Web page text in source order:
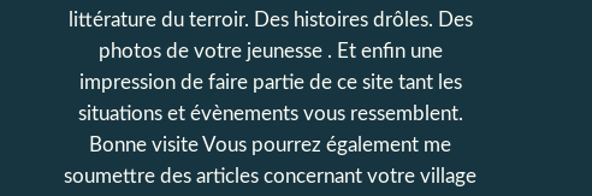
littérature du terroir. Des histoires drôles. Des
photos de votre jeunesse . Et enfin une
impression de faire partie de ce site tant les
situations et évènements vous ressemblent.
Bonne visite Vous pourrez également me
soumettre des articles concernant votre village